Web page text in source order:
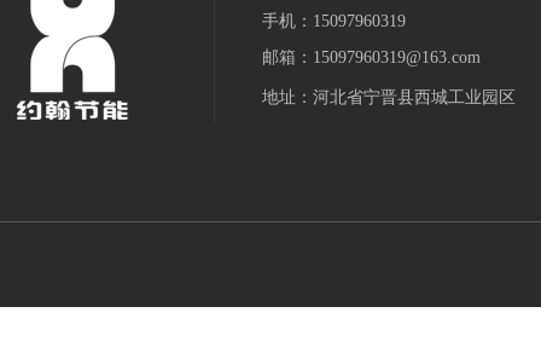
手机：15097960319
邮箱：15097960319@163.com
地址：河北省宁晋县西城工业园区